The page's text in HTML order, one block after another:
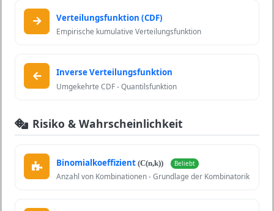
Verteilungsfunktion (CDF)
Empirische kumulative Verteilungsfunktion
Inverse Verteilungsfunktion
Umgekehrte CDF - Quantilsfunktion
Risiko & Wahrscheinlichkeit
Binomialkoeffizient (C(n,k)) Beliebt
Anzahl von Kombinationen - Grundlage der Kombinatorik